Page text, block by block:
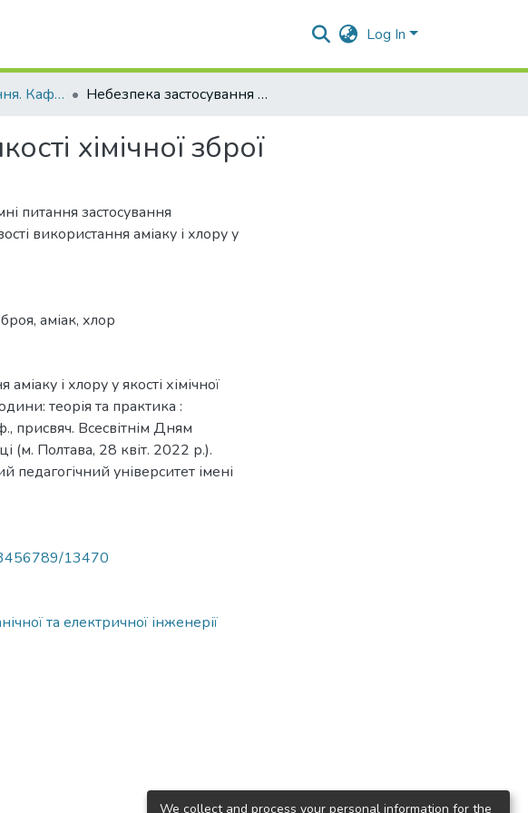
Log In
Друковані видання. Кафедра механічної та електричної інженерії Небезпека застосування аміаку і хлору у якості хімічної зброї
хімічної зброї
питання застосування
використання аміаку і хлору у
, аміак, хлор
і хлору у якості хімічної
теорія та практика :
присвяч. Всесвітнім Дням
(м. Полтава, 28 квіт. 2022 р.).
педагогічний університет імені
13470
та електричної інженерії
We collect and process your personal information for the